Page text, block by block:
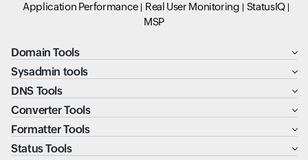
Application Performance
Real User Monitoring
StatusIQ
MSP
Domain Tools
Sysadmin tools
DNS Tools
Converter Tools
Formatter Tools
Status Tools